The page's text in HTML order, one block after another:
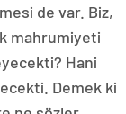
de var. Biz,
mahrumiyeti
Hani
Demek ki